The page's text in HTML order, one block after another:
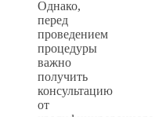
Однако,
перед
проведением
процедуры
важно
получить
консультацию
от